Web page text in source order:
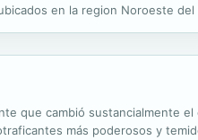
en la region Noroeste del
que cambió sustancialmente el
más poderosos y